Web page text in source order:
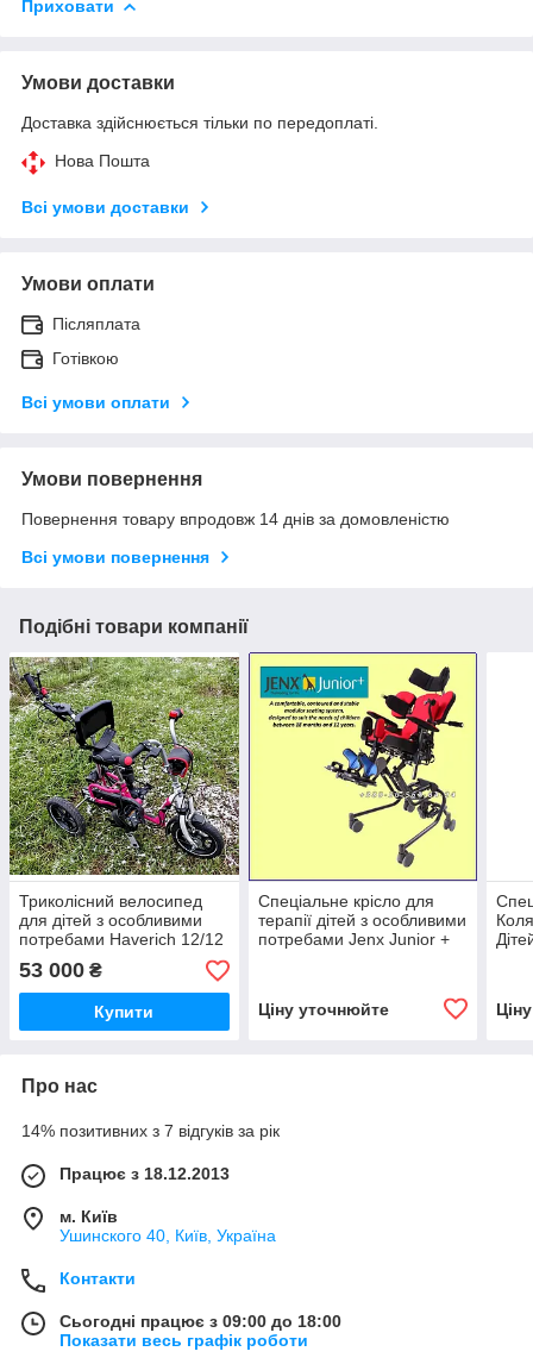
Приховати
Умови доставки
Доставка здійснюється тільки по передоплаті.
Нова Пошта
Всі умови доставки
Умови оплати
Післяплата
Готівкою
Всі умови оплати
Умови повернення
Повернення товару впродовж 14 днів за домовленістю
Всі умови повернення
Подібні товари компанії
Триколісний велосипед
для дітей з особливими
потребами Haverich 12/12
Aluminum Special Needs
Bike Used
53 000 ₴
Купити
Спеціальне крісло для
терапії дітей з особливими
потребами Jenx Junior +
Ціну уточнюйте
Про нас
14% позитивних з 7 відгуків за рік
Працює з 18.12.2013
м. Київ
Ушинского 40, Київ, Україна
Контакти
Сьогодні працює з 09:00 до 18:00
Показати весь графік роботи